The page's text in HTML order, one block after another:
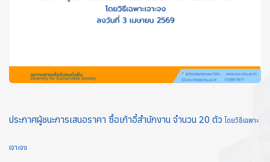
ประกาศผู้ชนะการเสนอราคา ซื้อเก้าอี้สำนักงาน จำนวน 20 ตัวโดยวิธีเฉพาะ
เจาะจง